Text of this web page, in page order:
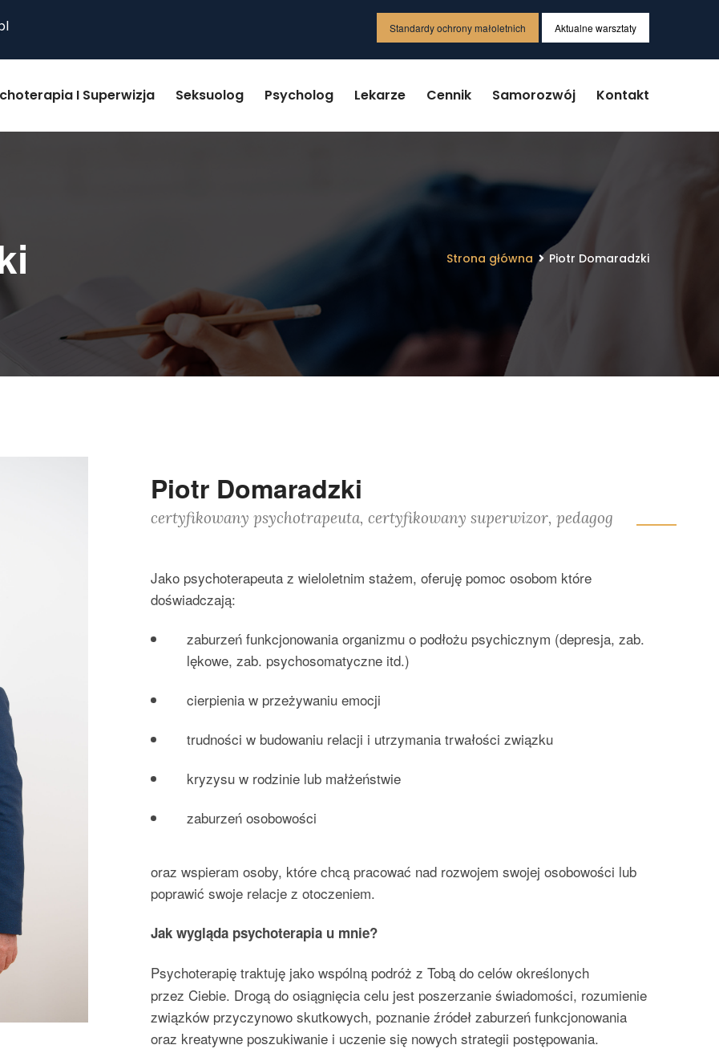
Standardy ochrony małoletnich Aktualne warsztaty
I Superwizja Seksuolog Psycholog Lekarze Cennik Samorozwój Kontakt
Strona główna Piotr Domaradzki
Piotr Domaradzki
certyfikowany psychotrapeuta, certyfikowany superwizor, pedagog
Jako psychoterapeuta z wieloletnim stażem, oferuję pomoc osobom które
doświadczają:
zaburzeń funkcjonowania organizmu o podłożu psychicznym (depresja, zab.
lękowe, zab. psychosomatyczne itd.)
cierpienia w przeżywaniu emocji
trudności w budowaniu relacji i utrzymania trwałości związku
kryzysu w rodzinie lub małżeństwie
zaburzeń osobowości
oraz wspieram osoby, które chcą pracować nad rozwojem swojej osobowości lub
poprawić swoje relacje z otoczeniem.
Jak wygląda psychoterapia u mnie?
Psychoterapię traktuję jako wspólną podróż z Tobą do celów określonych
przez Ciebie. Drogą do osiągnięcia celu jest poszerzanie świadomości, rozumienie
związków przyczynowo skutkowych, poznanie źródeł zaburzeń funkcjonowania
oraz kreatywne poszukiwanie i uczenie się nowych strategii postępowania.